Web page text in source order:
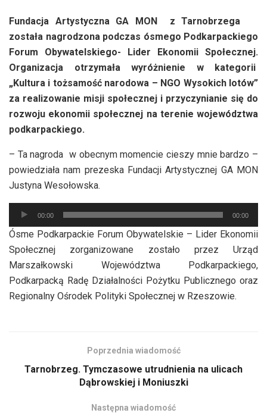
Fundacja Artystyczna GA MON z Tarnobrzega
została nagrodzona podczas ósmego Podkarpackiego
Forum Obywatelskiego- Lider Ekonomii Społecznej.
Organizacja otrzymała wyróżnienie w kategorii
„Kultura i tożsamość narodowa – NGO Wysokich lotów”
za realizowanie misji społecznej i przyczynianie się do
rozwoju ekonomii społecznej na terenie województwa
podkarpackiego.
– Ta nagroda w obecnym momencie cieszy mnie bardzo –
powiedziała nam prezeska Fundacji Artystycznej GA MON
Justyna Wesołowska.
Odtwarzacz
plików
dźwiękowych
00:00 00:00
Ósme Podkarpackie Forum Obywatelskie – Lider Ekonomii
Społecznej zorganizowane zostało przez Urząd
Marszałkowski Województwa Podkarpackiego,
Podkarpacką Radę Działalności Pożytku Publicznego oraz
Regionalny Ośrodek Polityki Społecznej w Rzeszowie.
Poprzednia wiadomość
Tarnobrzeg. Tymczasowe utrudnienia na ulicach
Dąbrowskiej i Moniuszki
Następna wiadomość